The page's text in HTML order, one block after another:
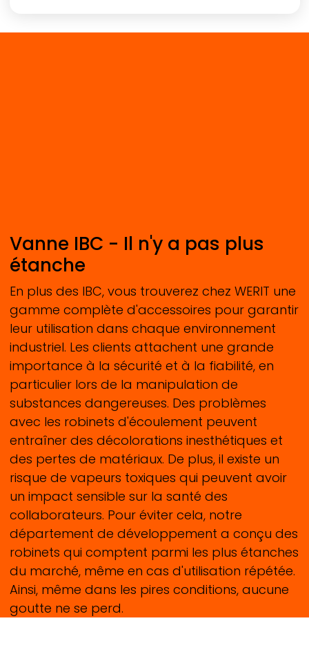
fermé (CTS)
Vanne IBC - Il n'y a pas plus
étanche
En plus des IBC, vous trouverez chez WERIT une
gamme complète d'accessoires pour garantir
leur utilisation dans chaque environnement
industriel. Les clients attachent une grande
importance à la sécurité et à la fiabilité, en
particulier lors de la manipulation de
substances dangereuses. Des problèmes
avec les robinets d'écoulement peuvent
entraîner des décolorations inesthétiques et
des pertes de matériaux. De plus, il existe un
risque de vapeurs toxiques qui peuvent avoir
un impact sensible sur la santé des
collaborateurs. Pour éviter cela, notre
département de développement a conçu des
robinets qui comptent parmi les plus étanches
du marché, même en cas d'utilisation répétée.
Ainsi, même dans les pires conditions, aucune
goutte ne se perd.